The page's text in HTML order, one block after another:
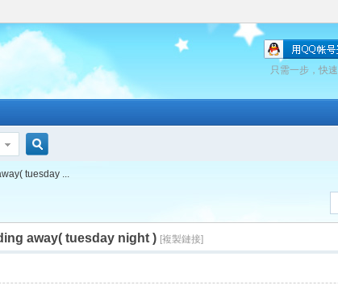
只需一步，快
搜
索
tuesday ...
away( tuesday night ) [複製鏈接]